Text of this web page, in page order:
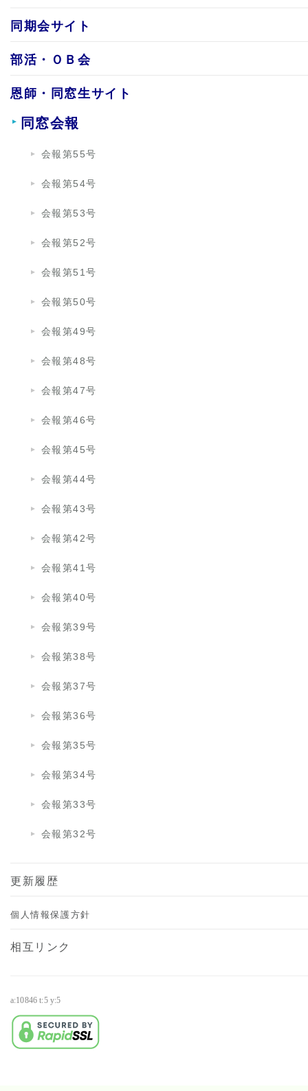
同期会サイト
部活・ＯＢ会
恩師・同窓生サイト
同窓会報
会報第55号
会報第54号
会報第53号
会報第52号
会報第51号
会報第50号
会報第49号
会報第48号
会報第47号
会報第46号
会報第45号
会報第44号
会報第43号
会報第42号
会報第41号
会報第40号
会報第39号
会報第38号
会報第37号
会報第36号
会報第35号
会報第34号
会報第33号
会報第32号
更新履歴
個人情報保護方針
相互リンク
a:10846 t:5 y:5